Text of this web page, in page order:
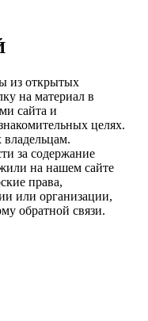
из открытых
на материал в
сайта и
целях.
за содержание
на нашем сайте
права,
или организации,
обратной связи.